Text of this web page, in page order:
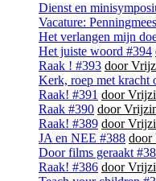
Dienst en
Vacature:
Het verlangen mijn
Het juiste woord #394
Raak ! #393 door
Raak! #391 door
Raak #390 door
Raak! #389 door
JA en NEE #388 door
Door films geraakt
Raak! #386 door